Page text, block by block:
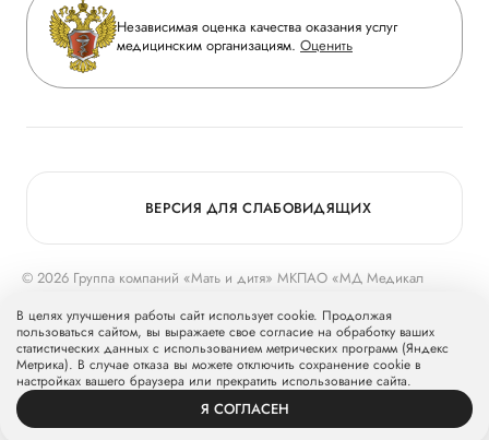
Инвесторам
Журнал «Мать и дитя»
Вакансии
Медицинский туризм
Вопрос-ответ
Приложение пациента
Статьи
Независимая оценка качества оказания услуг
медицинским организациям. Оценить
© 2026 Группа компаний «Мать и дитя» МКПАО «МД Медикал
Группу компаний «Мать и дитя».
ВЕРСИЯ ДЛЯ СЛАБОВИДЯЩИХ
УСЛУГИ ПРОФИЛЬ
В целях улучшения работы сайт использует cookie. Продолжая
пользоваться сайтом, вы выражаете свое согласие на обработку ваших
статистических данных с использованием метрических программ (Яндекс
Метрика). В случае отказа вы можете отключить сохранение cookie в
настройках вашего браузера или прекратить использование сайта.
Я СОГЛАСЕН